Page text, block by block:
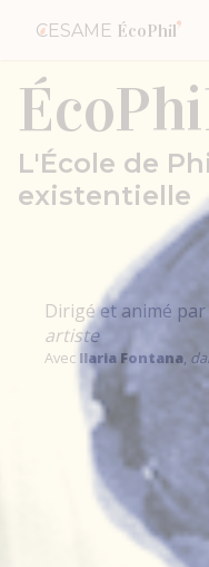
CESAME ÉcoPhil
L'École de
existentielle
Dirigé et animé par
artiste
Avec Ilaria Fontana,